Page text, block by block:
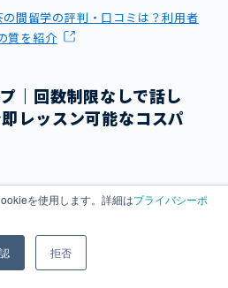
を使用します。詳細はプライバシーポ
拒否
の間留学の評判・口コミは？利用者
質を紹介
｜回数制限なしで話し
レッスン可能なコスパ